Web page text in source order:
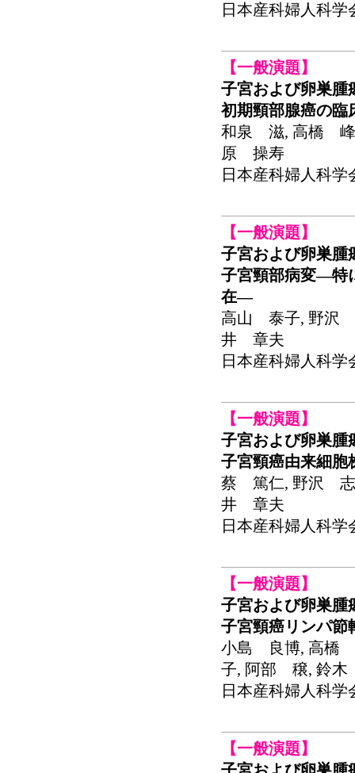
日本産科婦人科学
【一般演題】
子宮および卵巣腫
初期頸部腺癌の臨
和泉 滋, 高橋 峰
原 操寿
日本産科婦人科学
【一般演題】
子宮および卵巣腫
子宮頸部病変―特
在―
高山 泰子, 野沢
井 章夫
日本産科婦人科学
【一般演題】
子宮および卵巣腫
子宮頸癌由来細胞
蔡 篤仁, 野沢
井 章夫
日本産科婦人科学
【一般演題】
子宮および卵巣腫
子宮頸癌リンパ節
小島 良博, 高橋
子, 阿部 穣, 鈴
日本産科婦人科学
【一般演題】